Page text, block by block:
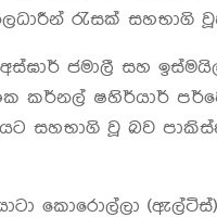
රැසක් සහභාගි
ජමාලී සහ
ෂහිර්යාර්
සහභාගි වූ බව
කොරොල්ලා